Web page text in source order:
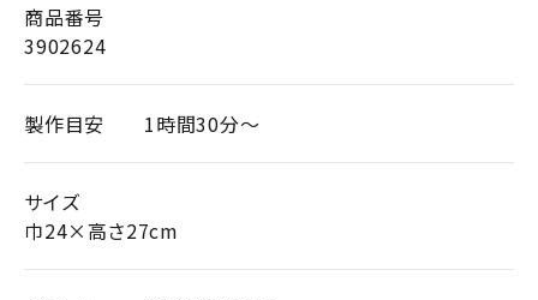
商品番号
3902624
製作目安 1時間30分～
サイズ
巾24×高さ27cm